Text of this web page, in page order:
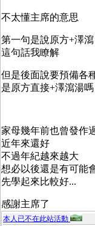
不太懂主席的意思
第一句是說原方+澤瀉
這句話我瞭解
但是後面說要預備各
是原方直接+澤瀉湯嗎
家母幾年前也曾發作
近年來還好
不過年紀越來越大
想必以後還是有可能
先學起來比較好...
感謝主席了
本人已不在此站活動